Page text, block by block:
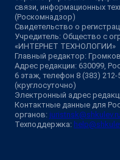
связи, информационных
(Роскомнадзор)
Свидетельство о
Учредитель: Общество с
«ИНТЕРНЕТ ТЕХНОЛОГИИ»
Главный редактор:
Адрес редакции: 630099,
6 этаж, телефон 8 (383) 212-
(круглосуточно)
Электронный адрес
Контактные данные для
органов: juristnsk@shkulev.ru
Техподдержка: